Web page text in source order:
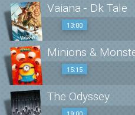
Vaiana - Dk Tale
13:00
LÆS
Minions &
15:15
The Odyssey